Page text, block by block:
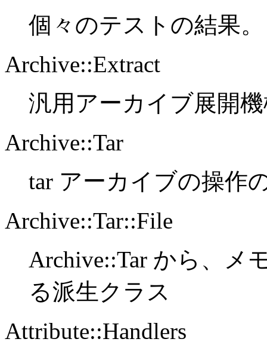
個々のテストの結果。
Archive::Extract
汎用アーカイブ展開
Archive::Tar
tar アーカイブの操作
Archive::Tar::File
Archive::Tar から、メ
る派生クラス
Attribute::Handlers